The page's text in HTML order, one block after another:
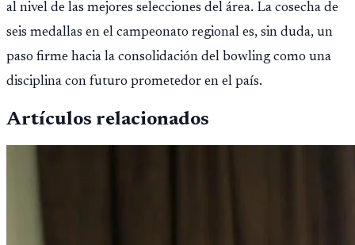
al nivel de las mejores selecciones del área. La cosecha de
seis medallas en el campeonato regional es, sin duda, un
paso firme hacia la consolidación del bowling como una
disciplina con futuro prometedor en el país.
Artículos relacionados